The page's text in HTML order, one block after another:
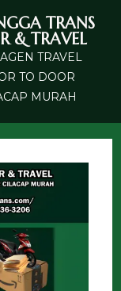
TRANS
& TRAVEL
TRAVEL
TO DOOR
MURAH